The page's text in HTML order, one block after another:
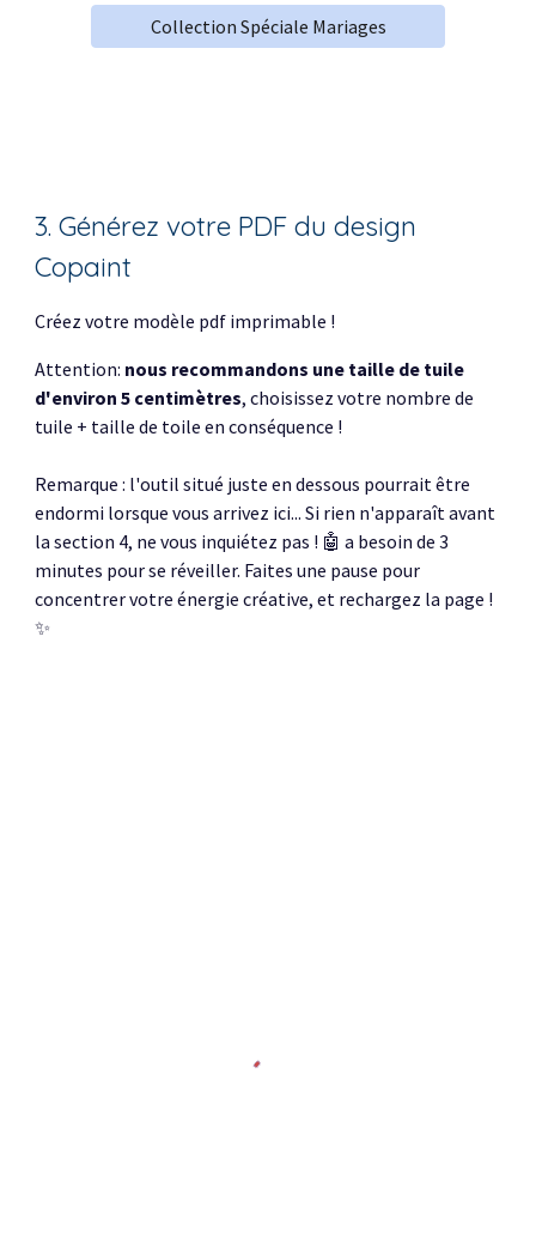
Collection Spéciale Mariages
3. Générez votre PDF du design
Copaint
Créez votre modèle pdf imprimable !
Attention: nous recommandons une taille de tuile
d'environ 5 centimètres, choisissez votre nombre de
tuile + taille de toile en conséquence !
Remarque : l'outil situé juste en dessous pourrait être
endormi lorsque vous arrivez ici... Si rien n'apparaît avant
la section 4, ne vous inquiétez pas ! 🤖 a besoin de 3
minutes pour se réveiller. Faites une pause pour
concentrer votre énergie créative, et rechargez la page !
✨